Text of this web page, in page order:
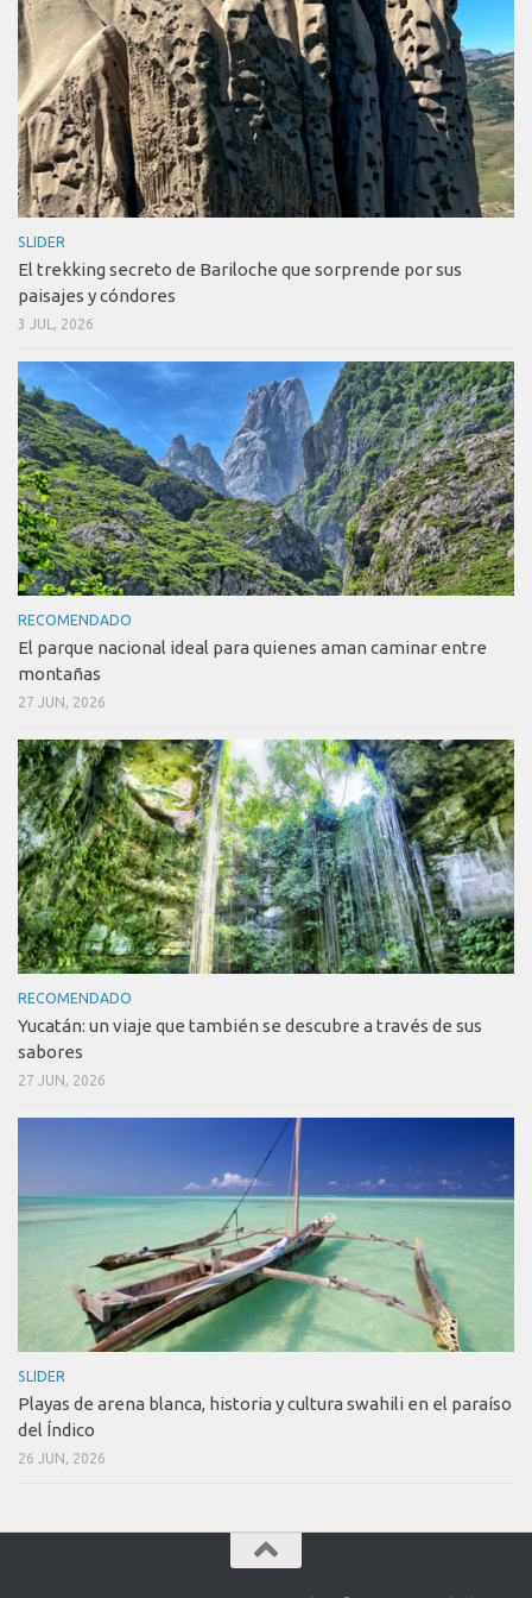
SLIDER
El trekking secreto de Bariloche que sorprende por sus
paisajes y cóndores
3 JUL, 2026
RECOMENDADO
El parque nacional ideal para quienes aman caminar entre
montañas
27 JUN, 2026
RECOMENDADO
Yucatán: un viaje que también se descubre a través de sus
sabores
27 JUN, 2026
SLIDER
Playas de arena blanca, historia y cultura swahili en el paraíso
del Índico
26 JUN, 2026